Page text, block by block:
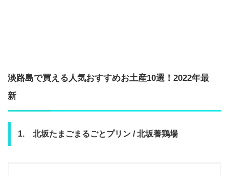
淡路島で買える人気おすすめお土産10選！2022年最
新
1. 北坂たまごまるごとプリン / 北坂養鶏場